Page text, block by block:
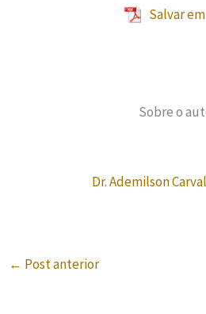
Salvar
Sobre o
Dr. Ademilson
← Post anterior